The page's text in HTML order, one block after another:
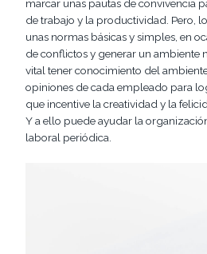
marcar unas pautas de convivencia
de trabajo y la productividad. Pero,
unas normas básicas y simples, en
de conflictos y generar un ambiente
vital tener conocimiento del
opiniones de cada empleado para
que incentive la creatividad y la
Y a ello puede ayudar la
laboral periódica.